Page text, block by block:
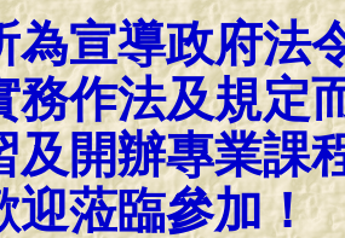
宣導政府法
務作法及規定
及開辦專業課
迎蒞臨參加！